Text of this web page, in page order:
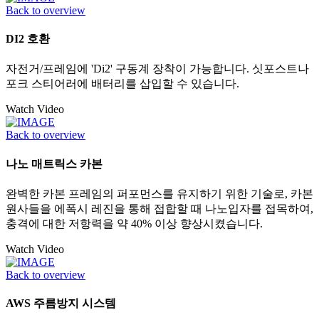
Back to overview
DI2 호환
자전거/프레임에 'Di2' 구동계 장착이 가능합니다. 싯포스트나
포크 스티어러에 배터리를 삽입할 수 있습니다.
Watch Video
Back to overview
나노 매트릭스 카본
완벽한 카본 프레임의 퍼포먼스를 유지하기 위한 기술로, 카본
원사들을 에폭시 레진을 통해 접합할 때 나노입자를 접목하여,
충격에 대한 저항력을 약 40% 이상 향상시켰습니다.
Watch Video
Back to overview
AWS 주름방지 시스템